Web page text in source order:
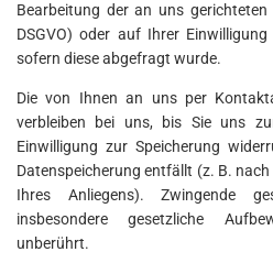
Bearbeitung der an uns
DSGVO) oder auf Ihrer
sofern diese abgefragt wurde.
Die von Ihnen an uns per
verbleiben bei uns, bis Sie uns
Einwilligung zur Speicherung
Datenspeicherung entfällt (z. B.
Ihres Anliegens). Zwingende
insbesondere gesetzliche
unberührt.